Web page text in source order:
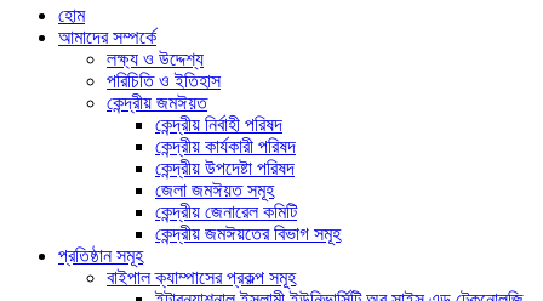
হোম
আমাদের সম্পর্কে
লক্ষ্য ও উদ্দেশ্য
পরিচিতি ও ইতিহাস
কেন্দ্রীয় জমঈয়ত
কেন্দ্রীয় নির্বাহী পরিষদ
কেন্দ্রীয় কার্যকারী পরিষদ
কেন্দ্রীয় উপদেষ্টা পরিষদ
জেলা জমঈয়ত সমূহ
কেন্দ্রীয় জেনারেল কমিটি
কেন্দ্রীয় জমঈয়তের বিভাগ সমূহ
প্রতিষ্ঠান সমূহ
বাইপাল ক্যাম্পাসের প্রকল্প সমূহ